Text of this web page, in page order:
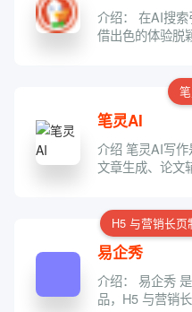
介绍： 在AI搜
借出色的体验
笔灵AI
介绍 笔灵AI写
文章生成、论文
H5 与营销长页
易企秀
介绍： 易企秀
品，H5 与营销